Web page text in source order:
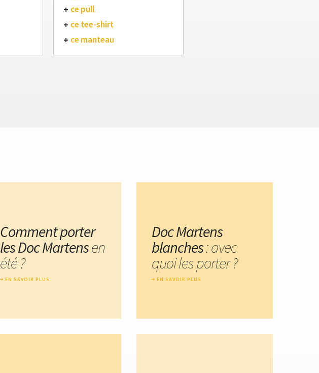
ce pull
ce tee-shirt
ce manteau
Comment porter
les Doc Martensen
été ?
EN SAVOIR PLUS
Doc Martens
blanches: avec
quoi les porter ?
EN SAVOIR PLUS